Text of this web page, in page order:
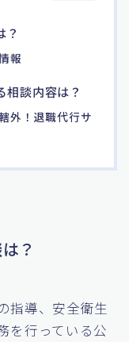
？
報
談内容は？
外！退職代行サ
？
指導、安全衛生
を行っている公